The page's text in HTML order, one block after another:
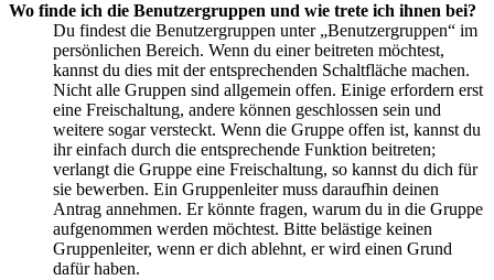
Wo finde ich die Benutzergruppen und wie trete ich ihnen bei?
Du findest die Benutzergruppen unter „Benutzergruppen“ im
persönlichen Bereich. Wenn du einer beitreten möchtest,
kannst du dies mit der entsprechenden Schaltfläche machen.
Nicht alle Gruppen sind allgemein offen. Einige erfordern erst
eine Freischaltung, andere können geschlossen sein und
weitere sogar versteckt. Wenn die Gruppe offen ist, kannst du
ihr einfach durch die entsprechende Funktion beitreten;
verlangt die Gruppe eine Freischaltung, so kannst du dich für
sie bewerben. Ein Gruppenleiter muss daraufhin deinen
Antrag annehmen. Er könnte fragen, warum du in die Gruppe
aufgenommen werden möchtest. Bitte belästige keinen
Gruppenleiter, wenn er dich ablehnt, er wird einen Grund
dafür haben.